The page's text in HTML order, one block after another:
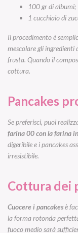
100 gr di albumi;
1 cucchiaio di
Il procedimento è
mescolare gli
frusta. Quando il
cottura.
Pancakes
Se preferisci, puoi
farina 00 con la farina
digeribile e i pancakes
irresistibile.
Cottura dei
Cuocere i pancakesè
la forma rotonda
fuoco medio sarà